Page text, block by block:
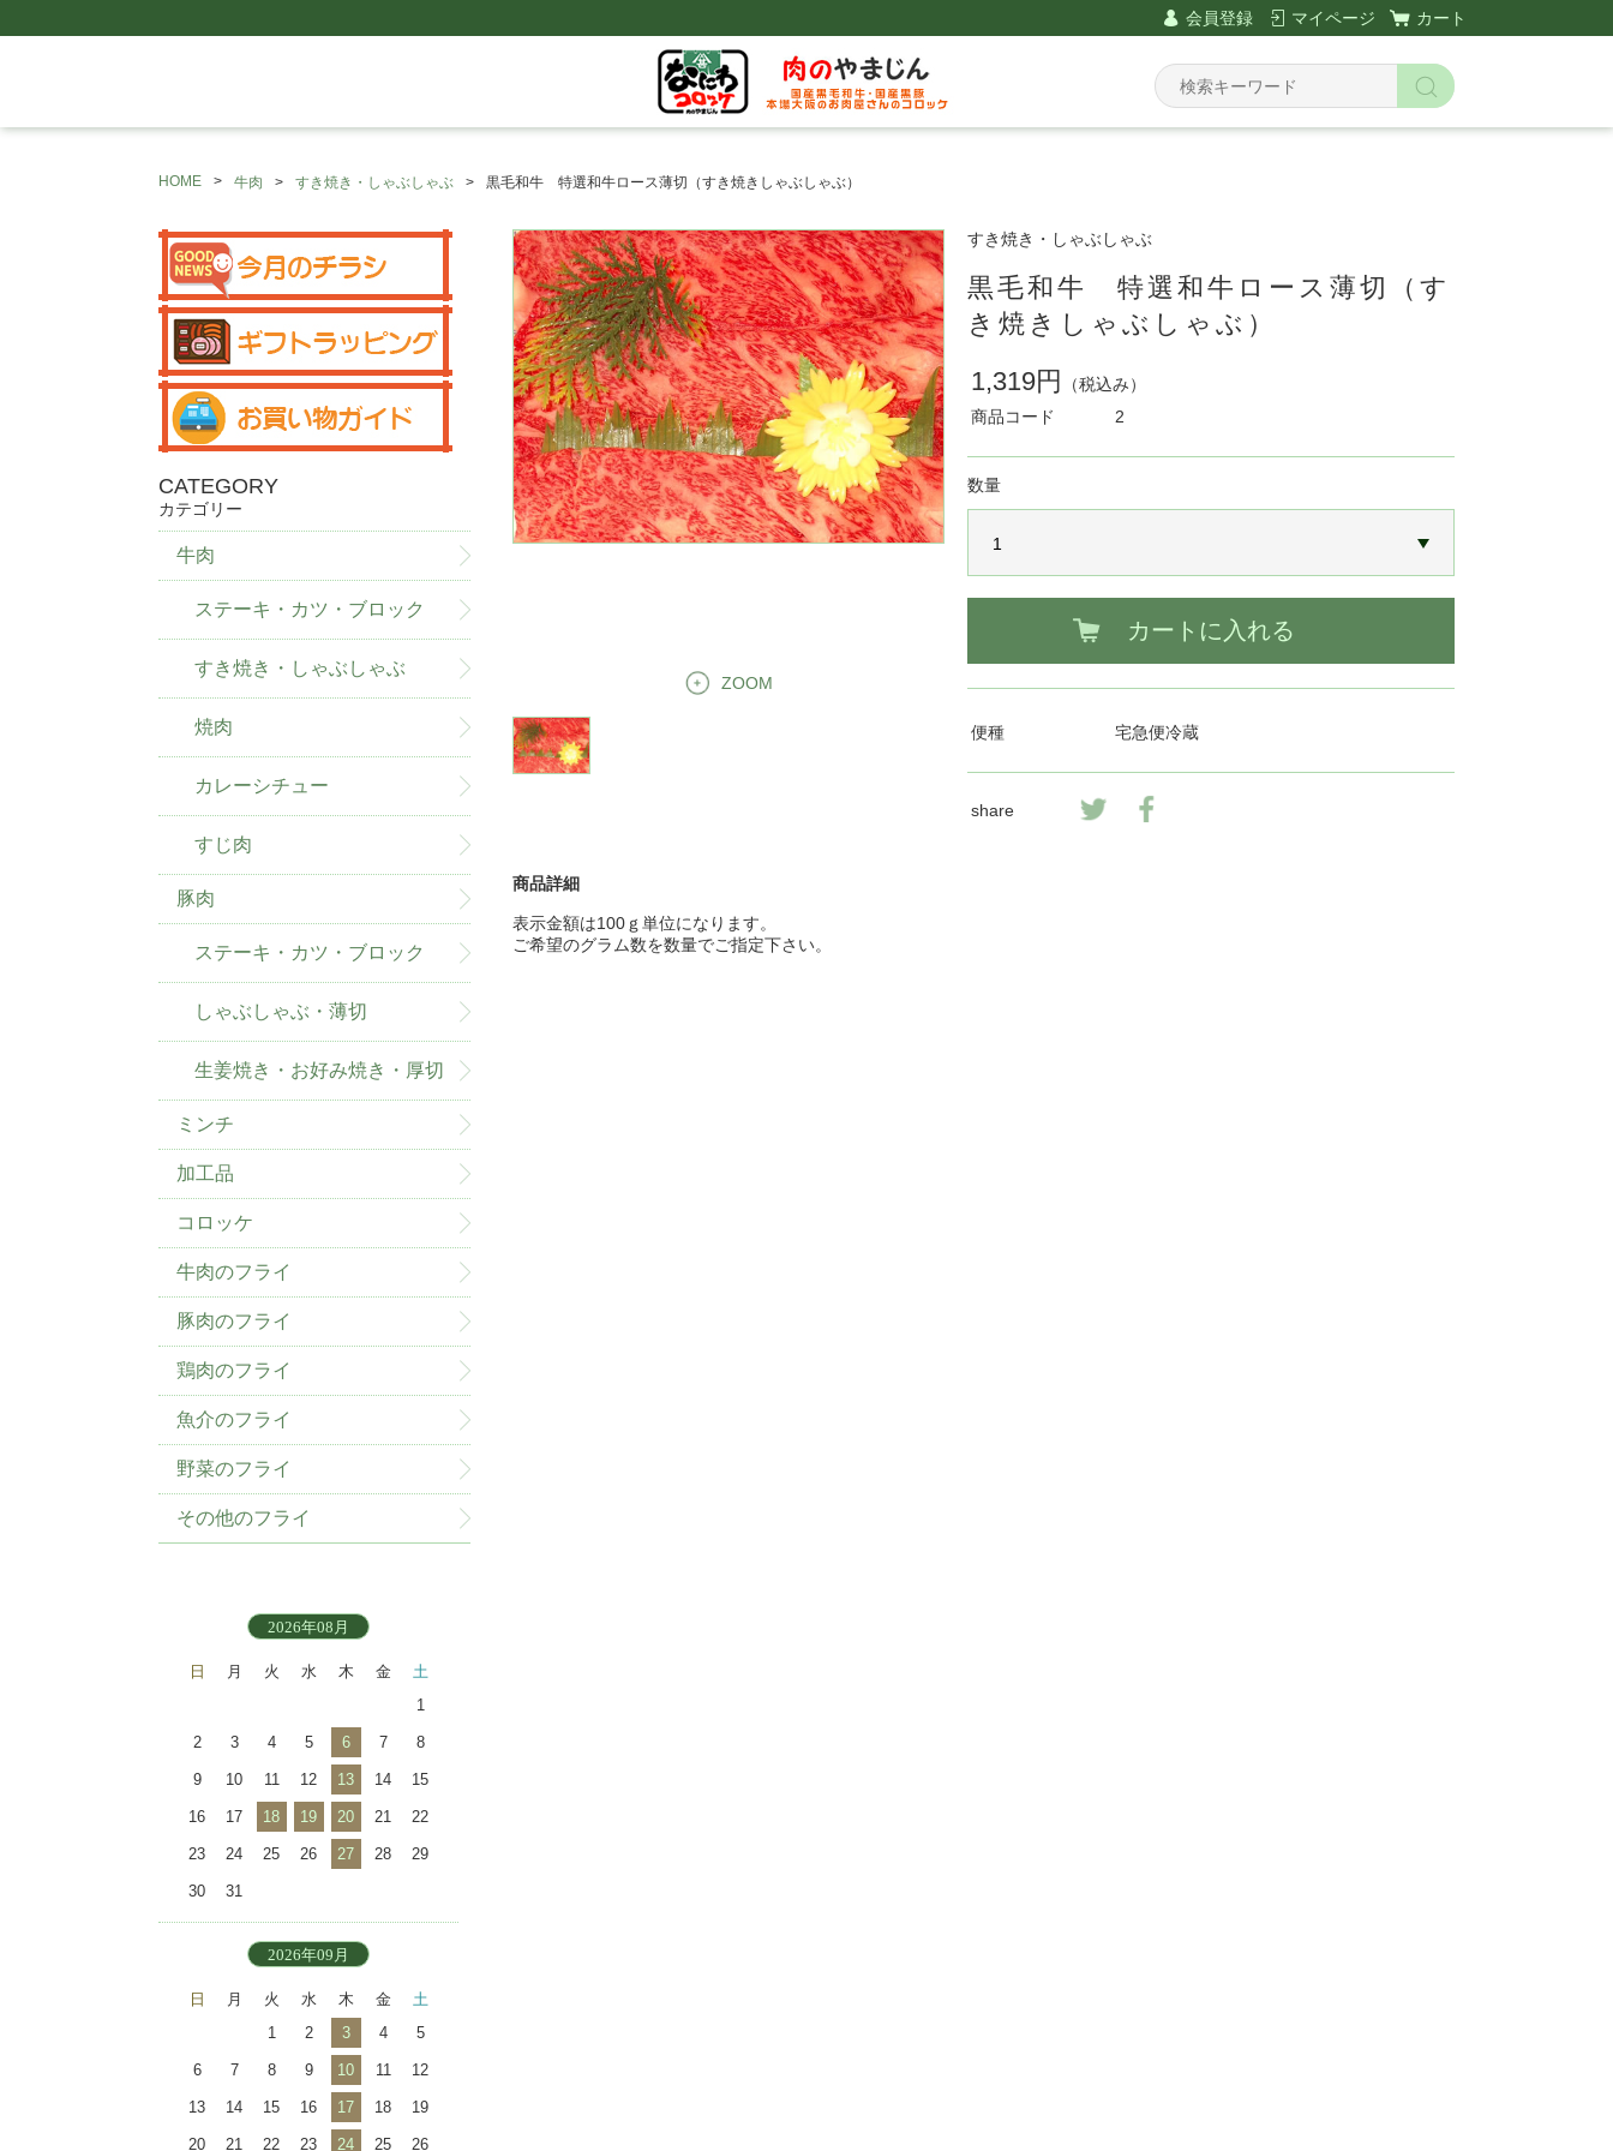
会員登録 マイページ カート
HOME 牛肉 すき焼き・しゃぶしゃぶ 黒毛和牛 特選和牛ロース薄切（すき焼きしゃぶしゃぶ）
ZOOM
すき焼き・しゃぶしゃぶ
黒毛和牛 特選和牛ロース薄切（す
き焼きしゃぶしゃぶ）
1,319円
（税込み）
商品コード
2
数量
カートに入れる
便種 宅急便冷蔵
share
商品詳細
表示金額は100ｇ単位になります。
ご希望のグラム数を数量でご指定下さい。
CATEGORY
カテゴリー
牛肉
ステーキ・カツ・ブロック
すき焼き・しゃぶしゃぶ
焼肉
カレーシチュー
すじ肉
豚肉
ステーキ・カツ・ブロック
しゃぶしゃぶ・薄切
生姜焼き・お好み焼き・厚切
ミンチ
加工品
コロッケ
牛肉のフライ
豚肉のフライ
鶏肉のフライ
魚介のフライ
野菜のフライ
その他のフライ
2026年08月
日 月 火 水 木 金
土
1
2 3 4 5 6 7 8
9 10 11 12 13 14 15
16 17 18 19 20 21 22
23 24 25 26 27 28 29
30 31
2026年09月
日 月 火 水 木 金
土
1
2 3 4 5
6 7 8 9 10 11 12
13 14 15 16 17 18 19
20 21 22 23 24 25 26